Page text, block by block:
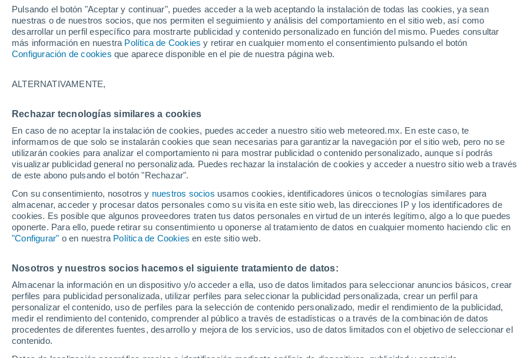
Pulsando el botón "Aceptar y continuar", puedes acceder a la web aceptando la instalación de todas las cookies, ya sean
nuestras o de nuestros socios, que nos permiten el seguimiento y análisis del comportamiento en el sitio web, así como
desarrollar un perfil específico para mostrarte publicidad y contenido personalizado en función del mismo. Puedes consultar
más información en nuestra Política de Cookies y retirar en cualquier momento el consentimiento pulsando el botón
Configuración de cookies que aparece disponible en el pie de nuestra página web.
ALTERNATIVAMENTE,
Rechazar tecnologías similares a cookies
En caso de no aceptar la instalación de cookies, puedes acceder a nuestro sitio web meteored.mx. En este caso, te
informamos de que solo se instalarán cookies que sean necesarias para garantizar la navegación por el sitio web, pero no se
utilizarán cookies para analizar el comportamiento ni para mostrar publicidad o contenido personalizado, aunque sí podrás
visualizar publicidad general no personalizada. Puedes rechazar la instalación de cookies y acceder a nuestro sitio web a través
de este abono pulsando el botón "Rechazar".
Con su consentimiento, nosotros y nuestros socios usamos cookies, identificadores únicos o tecnologías similares para
almacenar, acceder y procesar datos personales como su visita en este sitio web, las direcciones IP y los identificadores de
cookies. Es posible que algunos proveedores traten tus datos personales en virtud de un interés legítimo, algo a lo que puedes
oponerte. Para ello, puede retirar su consentimiento u oponerse al tratamiento de datos en cualquier momento haciendo clic en
"Configurar" o en nuestra Política de Cookies en este sitio web.
Nosotros y nuestros socios hacemos el siguiente tratamiento de datos:
Almacenar la información en un dispositivo y/o acceder a ella, uso de datos limitados para seleccionar anuncios básicos, crear
perfiles para publicidad personalizada, utilizar perfiles para seleccionar la publicidad personalizada, crear un perfil para
personalizar el contenido, uso de perfiles para la selección de contenido personalizado, medir el rendimiento de la publicidad,
medir el rendimiento del contenido, comprender al público a través de estadísticas o a través de la combinación de datos
procedentes de diferentes fuentes, desarrollo y mejora de los servicios, uso de datos limitados con el objetivo de seleccionar el
contenido.
Călăraşi
Todas las localidades del Condado de Călăraşi
Arţari
B
Bogata
Bogdana
Borcea
Budeşti
C
Călăraşi
Călăraşii Vechi
Călăreţi
Ceacu
Ciocăneşti
Constantin Brancoveanu
Coţofanca
Crivăţ